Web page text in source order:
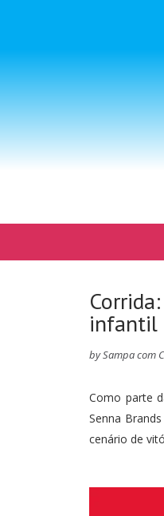
infantil
bySampa com
Como parte
Senna
cenário de